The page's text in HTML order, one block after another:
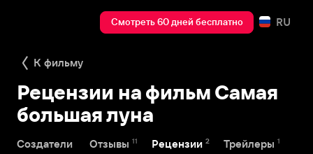
Смотреть 60 дней бесплатно RU
К фильму
Рецензии на фильм Самая
большая луна
Создатели Отзывы 11 Рецензии 2 Трейлеры 1